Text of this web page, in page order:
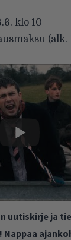
klo 10
(alk.
uutiskirje ja